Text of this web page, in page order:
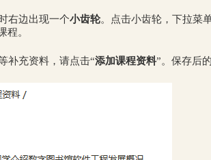
右边出现一个小齿轮。点击小齿轮，下拉菜
程。
补充资料，请点击“添加课程资料”。保存后